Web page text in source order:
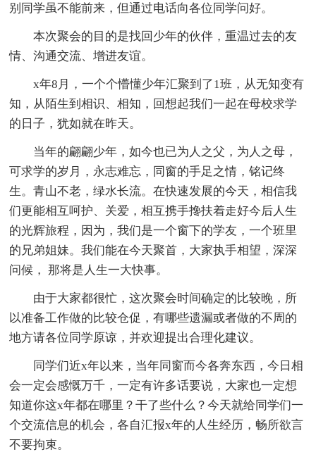
别同学虽不能前来，但通过电话向各位同学问好。
本次聚会的目的是找回少年的伙伴，重温过去的友
情、沟通交流、增进友谊。
x年8月，一个个懵懂少年汇聚到了1班，从无知变有
知，从陌生到相识、相知，回想起我们一起在母校求学
的日子，犹如就在昨天。
当年的翩翩少年，如今也已为人之父，为人之母，
可求学的岁月，永志难忘，同窗的手足之情，铭记终
生。青山不老，绿水长流。在快速发展的今天，相信我
们更能相互呵护、关爱，相互携手搀扶着走好今后人生
的光辉旅程，因为，我们是一个窗下的学友，一个班里
的兄弟姐妹。我们能在今天聚首，大家执手相望，深深
问候， 那将是人生一大快事。
由于大家都很忙，这次聚会时间确定的比较晚，所
以准备工作做的比较仓促，有哪些遗漏或者做的不周的
地方请各位同学原谅，并欢迎提出合理化建议。
同学们近x年以来，当年同窗而今各奔东西，今日相
会一定会感慨万千，一定有许多话要说，大家也一定想
知道你这x年都在哪里？干了些什么？今天就给同学们一
个交流信息的机会，各自汇报x年的人生经历，畅所欲言
不要拘束。